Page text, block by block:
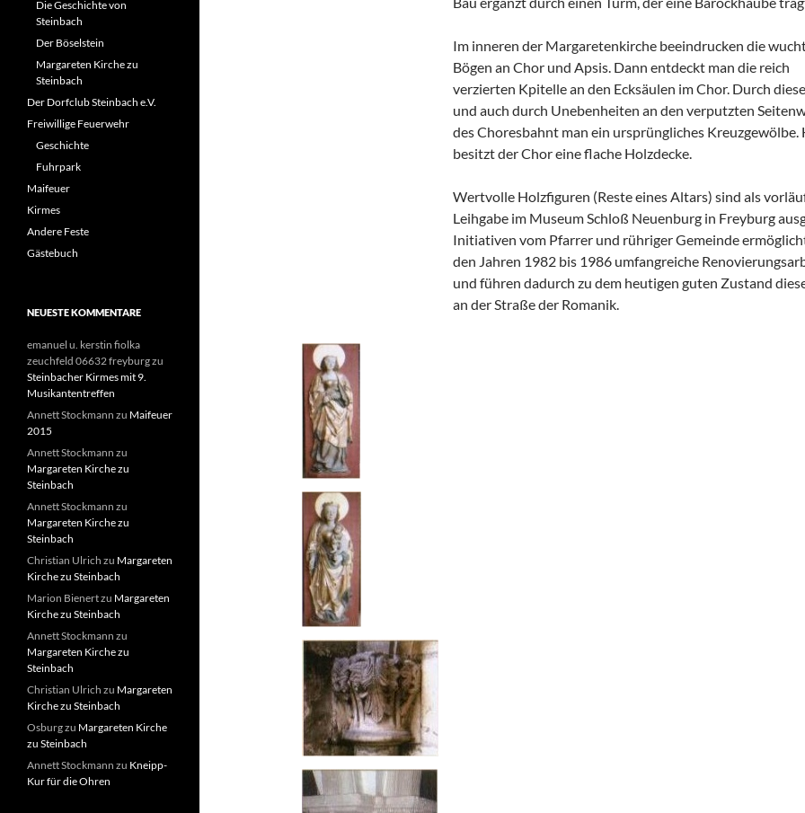
Im inneren der Margaretenkirche beeindrucken die
Bögen an Chor und Apsis. Dann entdeckt man die reich
verzierten Kpitelle an den Ecksäulen im Chor. Durch
und auch durch Unebenheiten an den verputzten
des Choresbahnt man ein ursprüngliches Kreuzgewölbe.
besitzt der Chor eine flache Holzdecke.
Wertvolle Holzfiguren (Reste eines Altars) sind als
Leihgabe im Museum Schloß Neuenburg in Freyburg
Initiativen vom Pfarrer und rühriger Gemeinde
den Jahren 1982 bis 1986 umfangreiche
und führen dadurch zu dem heutigen guten Zustand
an der Straße der Romanik.
Die Geschichte von
Steinbach
Der Böselstein
Margareten Kirche zu
Steinbach
Der Dorfclub Steinbach e.V.
Freiwillige Feuerwehr
Geschichte
Fuhrpark
Maifeuer
Kirmes
Andere Feste
Gästebuch
NEUESTE KOMMENTARE
emanuel u. kerstin fiolka
zeuchfeld 06632 freyburgzu
Steinbacher Kirmes mit 9.
Musikantentreffen
Annett Stockmann zu Maifeuer
2015
Annett Stockmann zu
Margareten Kirche zu
Steinbach
Annett Stockmann zu
Margareten Kirche zu
Steinbach
Christian Ulrich zu Margareten
Kirche zu Steinbach
Marion Bienertzu Margareten
Kirche zu Steinbach
Annett Stockmann zu
Margareten Kirche zu
Steinbach
Christian Ulrich zu Margareten
Kirche zu Steinbach
Osburgzu Margareten Kirche
zu Steinbach
Annett Stockmann zu Kneipp-
Kur für die Ohren